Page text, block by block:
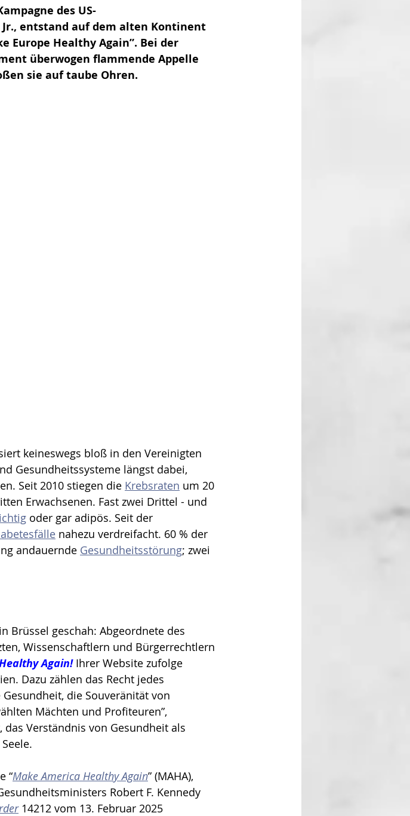
des US-
entstand auf dem alten Kontinent
Europe Healthy Again”. Bei der
überwogen flammende Appelle
sie auf taube Ohren.
keineswegs bloß in den Vereinigten
Gesundheitssysteme längst dabei,
Seit 2010 stiegen die Krebsraten um 20
Erwachsenen. Fast zwei Drittel - und
oder gar adipös. Seit der
nahezu verdreifacht. 60 % der
andauernde Gesundheitsstörung; zwei
Brüssel geschah: Abgeordnete des
Wissenschaftlern und Bürgerrechtlern
Again! Ihrer Website zufolge
Dazu zählen das Recht jedes
die Souveränität von
Mächten und Profiteuren”,
Verständnis von Gesundheit als
“Make America Healthy Again” (MAHA),
Robert F. Kennedy
14212 vom 13. Februar 2025